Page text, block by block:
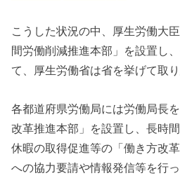
こうした状況の中、厚生労働大
間労働削減推進本部」を設置し
て、厚生労働省は省を挙げて取り
各都道府県労働局には労働局長
改革推進本部」を設置し、長時
休暇の取得促進等の「働き方改
への協力要請や情報発信等を行っ